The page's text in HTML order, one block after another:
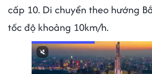
cấp 10. Di chuyển theo hướng
tốc độ khoảng 10km/h.